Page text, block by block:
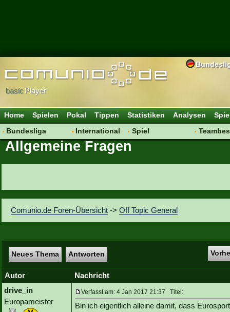
basicPlayer
Home Spielen Pokal Tippen Statistiken Analysen
Bundesliga
Hot News
Vereinsfragen
International
Vereine
Spiel
Allgemeine Fragen
Comunio.de Foren-Übersicht ->Off Topic General
Neues Thema Antworten
Autor
Nachricht
drive_in
Europameister
Verfasst am: 4 Jan 2017 21:37 Titel:
Bin ich eigentlich alleine damit, dass